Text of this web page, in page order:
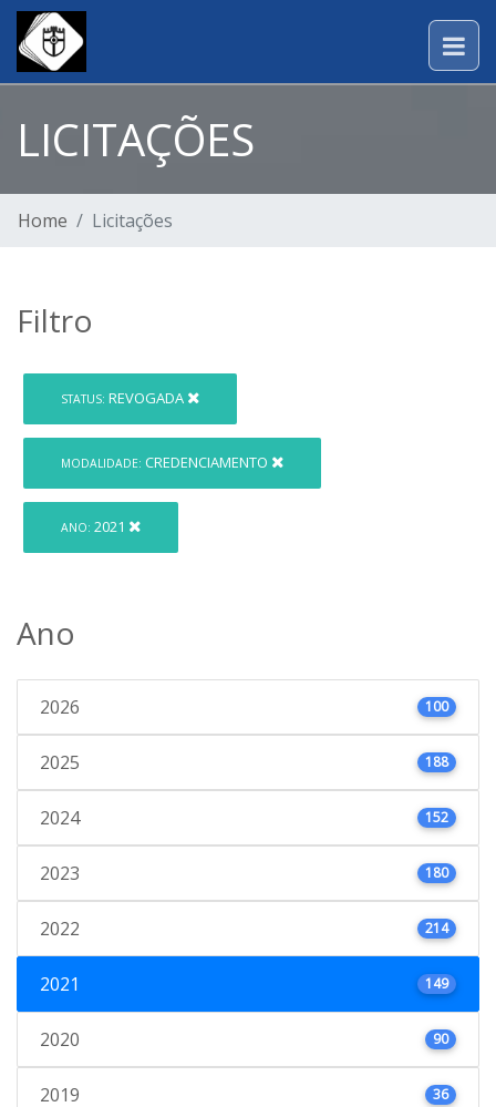
LICITAÇÕES
Home Licitações
Filtro
STATUS: REVOGADA
MODALIDADE: CREDENCIAMENTO
ANO: 2021
Ano
2026 100
2025 188
2024 152
2023 180
2022 214
2021 149
2020 90
2019 36